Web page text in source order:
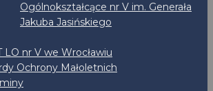
Ogólnokształcące nr V im. Generała
Jakuba Jasińskiego
LO nr V we Wrocławiu
Ochrony Małoletnich